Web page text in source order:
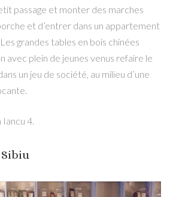
passage et monter des marches
et d’entrer dans un appartement
grandes tables en bois chinées
avec plein de jeunes venus refaire le
un jeu de société, au milieu d’une
Iancu 4.